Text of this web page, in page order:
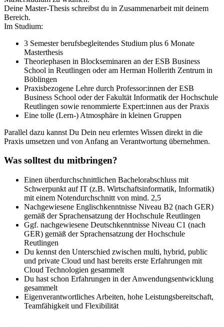
Deine Master-Thesis schreibst du in Zusammenarbeit mit deinem
Bereich.
Im Studium:
3 Semester berufsbegleitendes Studium plus 6 Monate
Masterthesis
Theoriephasen in Blockseminaren an der ESB Business
School in Reutlingen oder am Herman Hollerith Zentrum in
Böblingen
Praxisbezogene Lehre durch Professor:innen der ESB
Business School oder der Fakultät Informatik der Hochschule
Reutlingen sowie renommierte Expert:innen aus der Praxis
Eine tolle (Lern-) Atmosphäre in kleinen Gruppen
Parallel dazu kannst Du Dein neu erlerntes Wissen direkt in die
Praxis umsetzen und von Anfang an Verantwortung übernehmen.
Was solltest du mitbringen?
Einen überdurchschnittlichen Bachelorabschluss mit
Schwerpunkt auf IT (z.B. Wirtschaftsinformatik, Informatik)
mit einem Notendurchschnitt von mind. 2,5
Nachgewiesene Englischkenntnisse Niveau B2 (nach GER)
gemäß der Sprachensatzung der Hochschule Reutlingen
Ggf. nachgewiesene Deutschkenntnisse Niveau C1 (nach
GER) gemäß der Sprachensatzung der Hochschule
Reutlingen
Du kennst den Unterschied zwischen multi, hybrid, public
und private Cloud und hast bereits erste Erfahrungen mit
Cloud Technologien gesammelt
Du hast schon Erfahrungen in der Anwendungsentwicklung
gesammelt
Eigenverantwortliches Arbeiten, hohe Leistungsbereitschaft,
Teamfähigkeit und Flexibilität